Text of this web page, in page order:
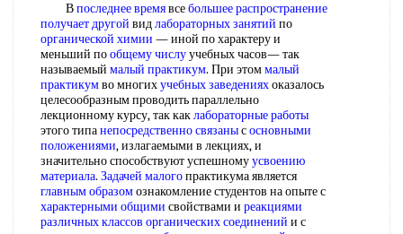
Впоследнее времявсебольшее распространение
получает другой видлабораторных занятий по
органической химии — иной по характеру и
меньший пообщему числуучебных часов— так
называемый малый практикум. При этоммалый
практикумво многихучебных заведенияхоказалось
целесообразным проводить параллельно
лекционному курсу, так каклабораторные работы
этого типанепосредственно связанысосновными
положениями, излагаемыми в лекциях, и
значительно способствуют успешномуусвоению
материала. Задачей малогопрактикума является
главным образомознакомление студентов на опыте с
характерными общими свойствами и реакциями
различныхклассов органических соединений и с